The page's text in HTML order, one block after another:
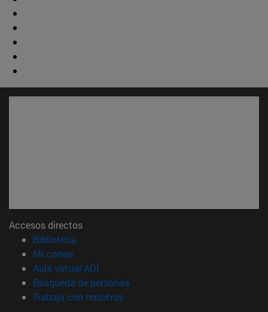
Accesos directos
Biblioteca
Mi correo(abre en nueva ventana)
Aula virtual ADI
Búsqueda de personas(abre en nueva ventana)
Trabaja con nosotros(abre en nueva ventana)